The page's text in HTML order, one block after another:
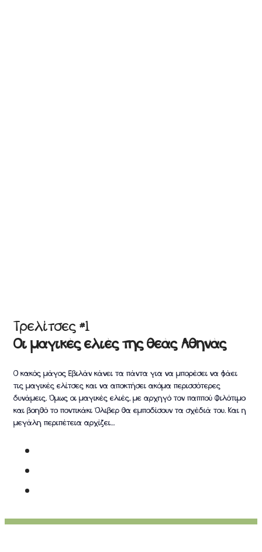
Τρελίτσες #1
Οι μαγικές ελιές της θεάς Αθηνάς
Ο κακός μάγος Εβιλάν κάνει τα πάντα για να μπορέσει να φάει
τις μαγικές ελίτσες και να αποκτήσει ακόμα περισσότερες
δυνάμεις. Όμως οι μαγικές ελιές, με αρχηγό τον παππού Φιλότιμο
και βοηθό το ποντικάκι Όλιβερ θα εμποδίσουν τα σχέδιά του. Και η
μεγάλη περιπέτεια αρχίζει…